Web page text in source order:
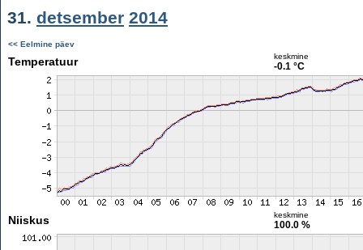
31. detsember 2014
<< Eelmine päev
Temperatuur keskmine
-0.1 °C
Niiskus keskmine
100.0 %